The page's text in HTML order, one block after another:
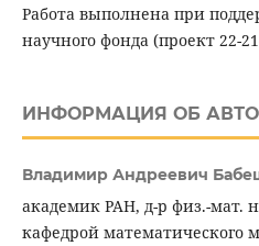
Работа выполнена при
научного фонда (проект 22-
ИНФОРМАЦИЯ ОБ
Владимир Андреевич
академик РАН, д-р физ.-мат.
кафедрой математического